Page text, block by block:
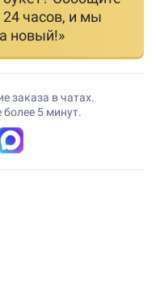
часов, и мы
новый!»
заказа в чатах.
5 минут.